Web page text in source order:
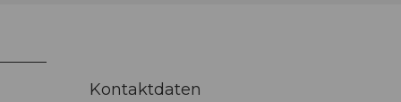
Kontaktdaten